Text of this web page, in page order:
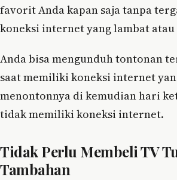
favorit Anda kapan saja tanpa
koneksi internet yang lambat
Anda bisa mengunduh tontonan
saat memiliki koneksi internet
menontonnya di kemudian hari
tidak memiliki koneksi internet.
Tidak Perlu Membeli TV
Tambahan